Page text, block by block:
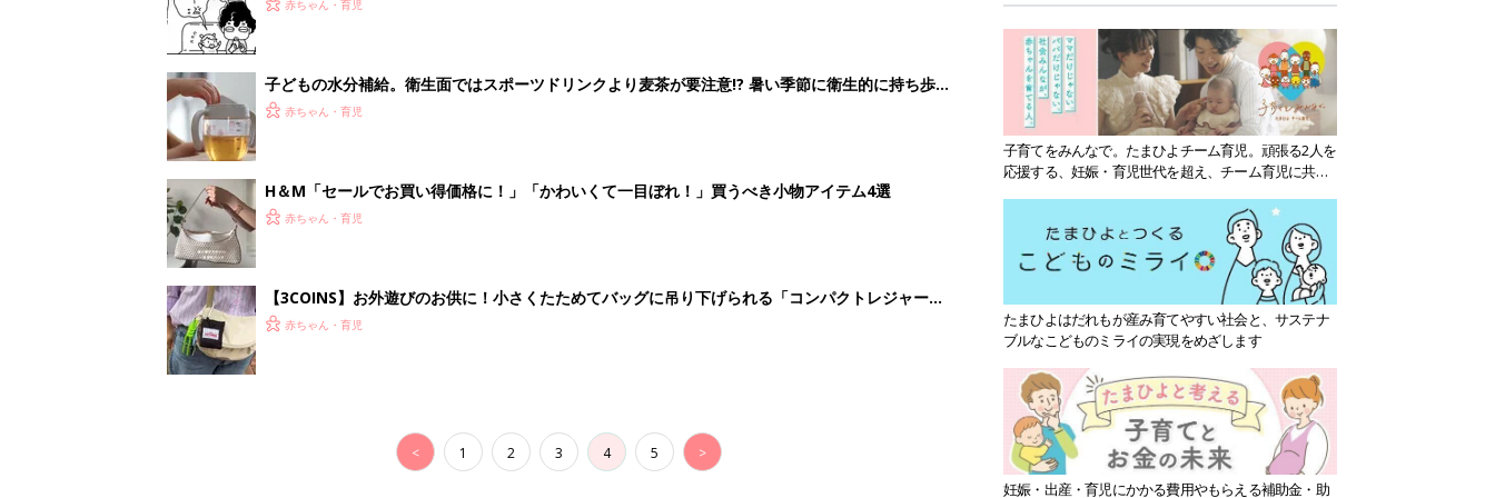
赤ちゃん・育児
子どもの水分補給。衛生面ではスポーツドリンクより麦茶が要注意!? 暑い季節に衛生的に持ち歩
く3つのコツとは？【専門家監修】
赤ちゃん・育児
H＆М「セールでお買い得価格に！」「かわいくて一目ぼれ！」買うべき小物アイテム4選
赤ちゃん・育児
【3COINS】お外遊びのお供に！小さくたためてバッグに吊り下げられる「コンパクトレジャーシ
ート」
赤ちゃん・育児
< 1 2 3 4 5 >
子育てをみんなで。たまひよチーム育児。頑張る2人を
応援する、妊娠・育児世代を超え、チーム育児に共感
たまひよはだれもが産み育てやすい社会と、サステナ
ブルなこどものミライの実現をめざします
妊娠・出産・育児にかかる費用やもらえる補助金・助